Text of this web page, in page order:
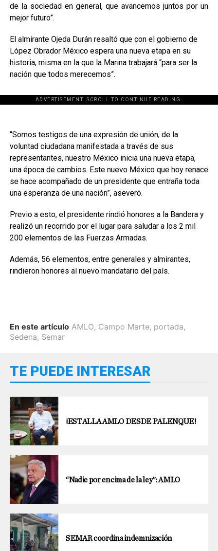
de la sociedad en general, que avancemos juntos por un
mejor futuro”.
El almirante Ojeda Durán resaltó que con el gobierno de
López Obrador México espera una nueva etapa en su
historia, misma en la que la Marina trabajará “para ser la
nación que todos merecemos”.
ADVERTISEMENT. SCROLL TO CONTINUE READING.
“Somos testigos de una expresión de unión, de la
voluntad ciudadana manifestada a través de sus
representantes, nuestro México inicia una nueva etapa,
una época de cambios. Este nuevo México que hoy renace
se hace acompañado de un presidente que entraña toda
una esperanza de una nación”, aseveró.
Previo a esto, el presidente rindió honores a la Bandera y
realizó un recorrido por el lugar para saludar a los 2 mil
200 elementos de las Fuerzas Armadas.
Además, 56 elementos, entre generales y almirantes,
rindieron honores al nuevo mandatario del país.
En este artículo AMLO, Campo Marte, portada,
Sedena, Semar
TE PUEDE INTERESAR
¡ESTALLA AMLO DESDE PALENQUE!
“Nadie por encima de la ley”: AMLO
SEMAR coordina indemnización